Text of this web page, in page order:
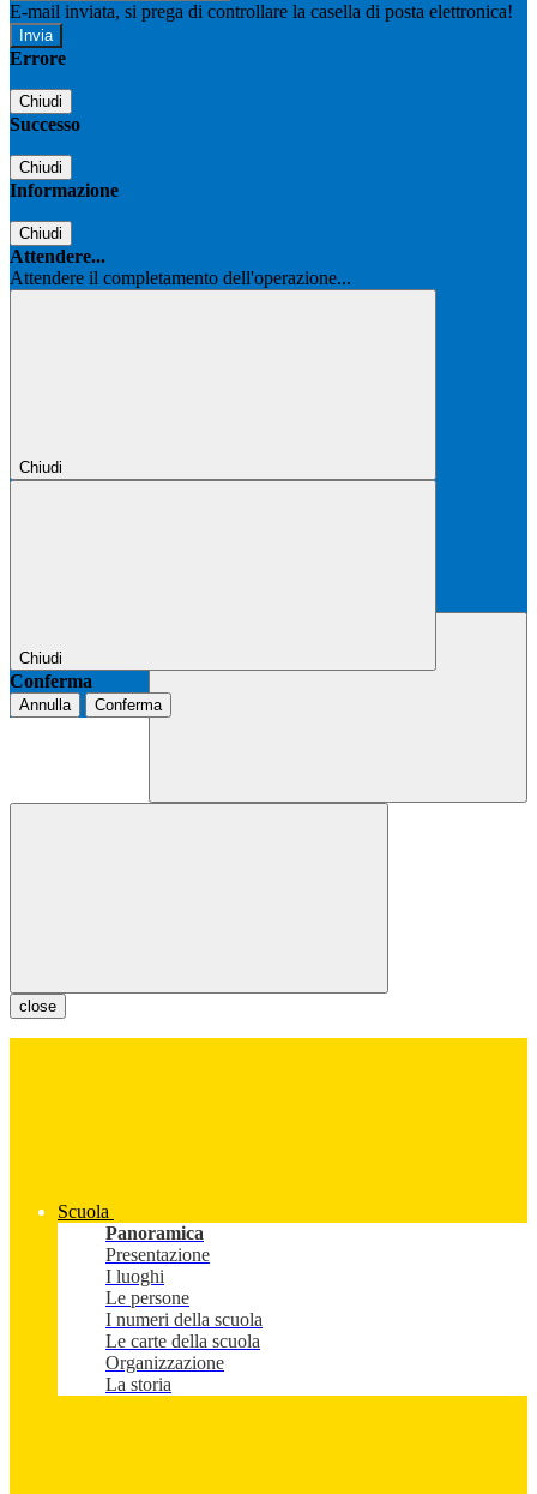
E-mail inviata, si prega di controllare la casella di posta elettronica!
Errore
Chiudi
Successo
Chiudi
Informazione
Chiudi
Attendere...
Attendere il completamento dell'operazione...
Chiudi
Chiudi
Conferma
Annulla Conferma
close
Scuola
Panoramica
Presentazione
I luoghi
Le persone
I numeri della scuola
Le carte della scuola
Organizzazione
La storia